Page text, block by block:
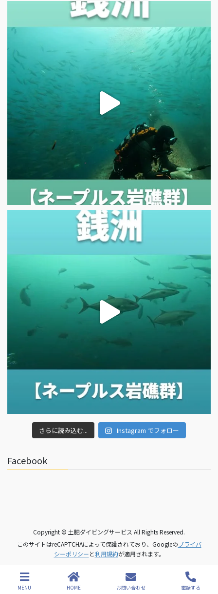
さらに読み込む... Instagram でフォロー
Facebook
Copyright © 土肥ダイビングサービス All Rights Reserved.
このサイトはreCAPTCHAによって保護されており、Googleのプライバ
シーポリシーと利用規約が適用されます。
MENU HOME お問い合わせ 電話する